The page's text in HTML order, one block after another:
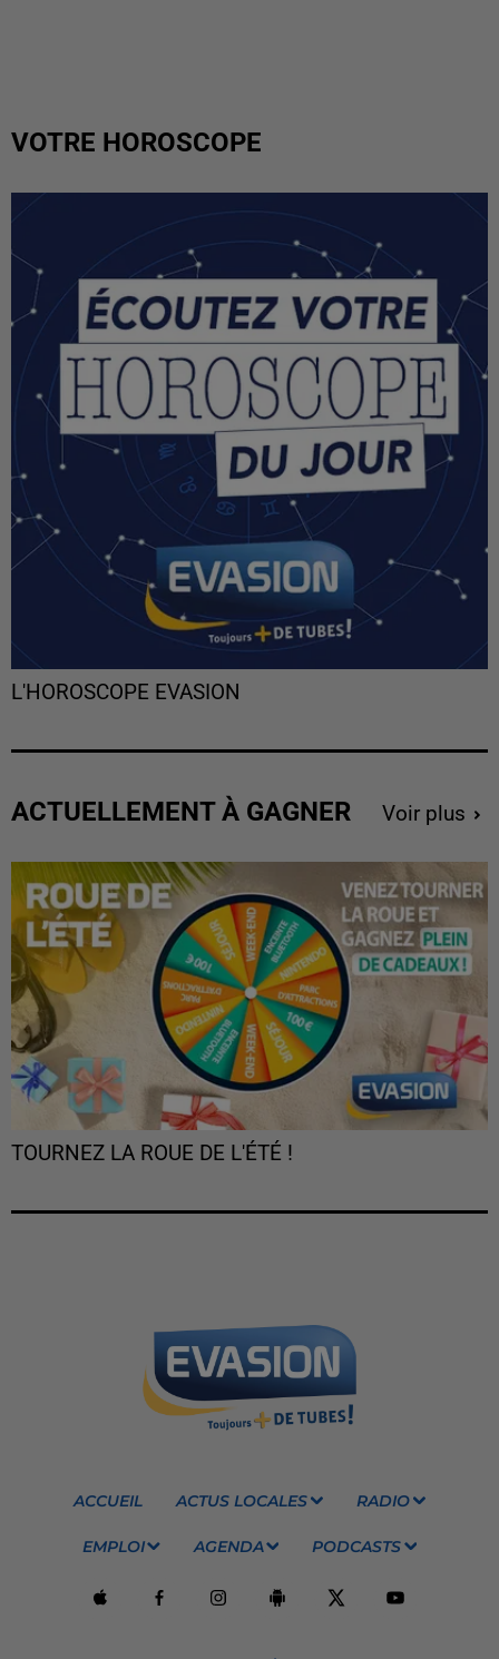
VOTRE HOROSCOPE
L'HOROSCOPE EVASION
ACTUELLEMENT À GAGNER Voir plus
TOURNEZ LA ROUE DE L'ÉTÉ !
ACCUEIL ACTUS LOCALES RADIO
EMPLOI AGENDA PODCASTS